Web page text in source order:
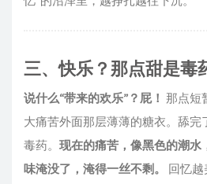
三、快乐？那点甜是毒
说什么“带来的欢乐”？屁！ 那点短
大痛苦外面那层薄薄的糖衣。舔完
毒药。 现在的痛苦，像黑色的潮水
味淹没了，淹得一丝不剩。
回忆